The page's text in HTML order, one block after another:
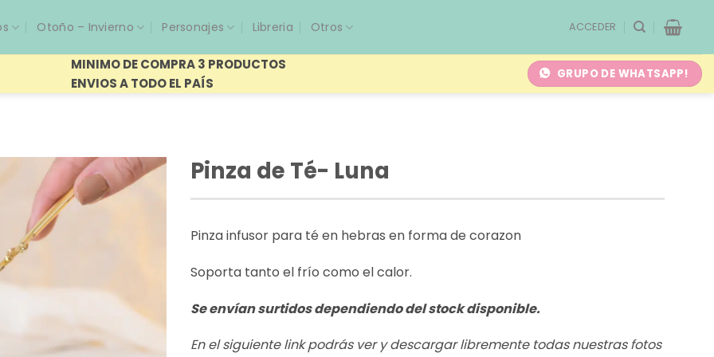
Otoño – Invierno Personajes Libreria Otros ACCEDER
MINIMO DE COMPRA 3 PRODUCTOS
ENVIOS A TODO EL PAÍS
GRUPO DE WHATSAPP!
Pinza de Té- Luna
Pinza infusor para té en hebras en forma de corazon
Soporta tanto el frío como el calor.
Se envían surtidos dependiendo del stock disponible.
En el siguiente link podrás ver y descargar libremente todas nuestras fotos